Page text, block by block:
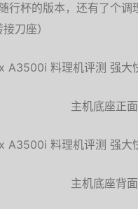
行杯的版本，还有了个
刀座）
主机底座正面
主机底座背面